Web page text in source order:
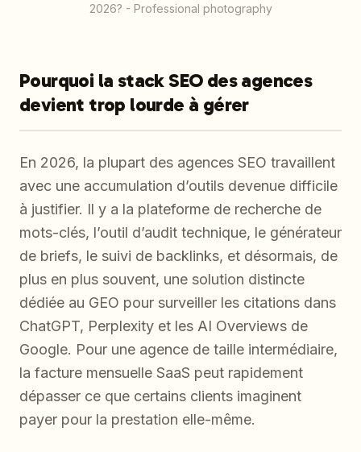
2026? - Professional photography
Pourquoi la stack SEO des agences
devient trop lourde à gérer
En 2026, la plupart des agences SEO travaillent
avec une accumulation d’outils devenue difficile
à justifier. Il y a la plateforme de recherche de
mots-clés, l’outil d’audit technique, le générateur
de briefs, le suivi de backlinks, et désormais, de
plus en plus souvent, une solution distincte
dédiée au GEO pour surveiller les citations dans
ChatGPT, Perplexity et les AI Overviews de
Google. Pour une agence de taille intermédiaire,
la facture mensuelle SaaS peut rapidement
dépasser ce que certains clients imaginent
payer pour la prestation elle-même.